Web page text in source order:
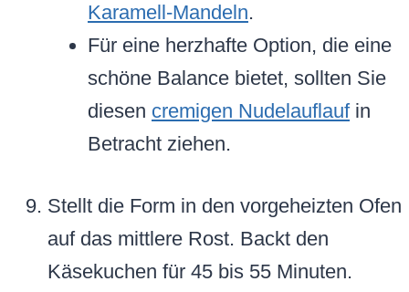
Karamell-Mandeln.
Für eine herzhafte Option, die eine
schöne Balance bietet, sollten Sie
diesen cremigen Nudelauflaufin
Betracht ziehen.
Stellt die Form in den vorgeheizten Ofen
auf das mittlere Rost. Backt den
Käsekuchen für 45 bis 55 Minuten.